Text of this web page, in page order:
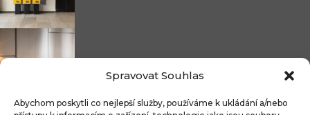
Spravovat Souhlas
Abychom poskytli co nejlepší služby, používáme k ukládání a/nebo